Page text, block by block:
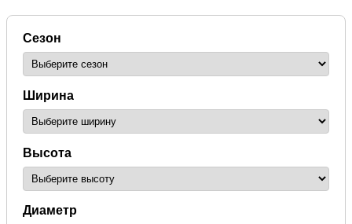
Сезон
Ширина
Высота
Диаметр